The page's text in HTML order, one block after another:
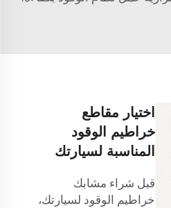
اختيار مقاطع
خراطيم الوقود
المناسبة لسيارتك
قبل شراء مشابك
خراطيم الوقود لسيارتك،